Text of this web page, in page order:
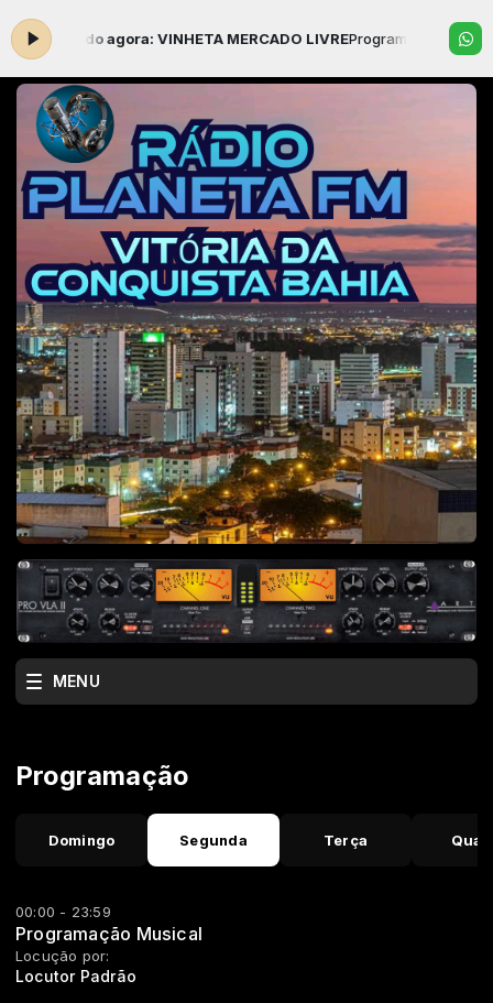
- Tocando agora: VINHETA MERCADO LIVREProgramação
MENU
Programação
Domingo Segunda Terça
00:00 - 23:59
Programação Musical
Locução por:
Locutor Padrão